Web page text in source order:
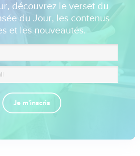
découvrez le verset du
du Jour, les contenus
et les nouveautés.
Je m'inscris